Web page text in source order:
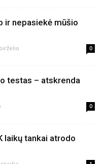
ir nepasiekė mūšio
0
testas – atskrenda
0
laikų tankai atrodo